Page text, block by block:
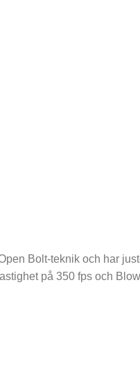
Bolt-teknik och har
på 350 fps och